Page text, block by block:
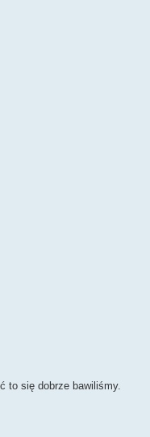
to się dobrze bawiliśmy.